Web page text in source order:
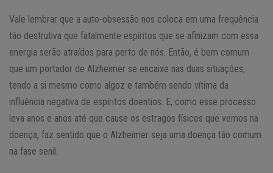
Vale lembrar que a auto-obsessão nos coloca em uma frequência
tão destrutiva que fatalmente espíritos que se afinizam com essa
energia serão atraídos para perto de nós. Então, é bem comum
que um portador de Alzheimer se encaixe nas duas situações,
tendo a si mesmo como algoz e também sendo vítima da
influência negativa de espíritos doentios. E, como esse processo
leva anos e anos até que cause os estragos físicos que vemos na
doença, faz sentido que o Alzheimer seja uma doença tão comum
na fase senil.